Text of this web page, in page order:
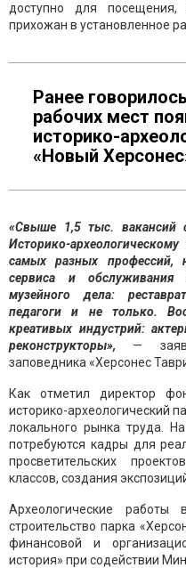
доступно для
прихожан в установленное
Ранее
рабочих мест
историко-
«Новый
«Свыше 1,5 тыс. вакансий
Историко-
самых разных профессий,
сервиса и
музейного дела:
педагоги и не только.
креативых индустрий:
реконструкторы», —
заповедника «Херсонес
Как отметил директор
историко-археологический
локального рынка труда.
потребуются кадры для
просветительских
классов, создания
Археологические
строительство парка
финансовой и
история» при содействии